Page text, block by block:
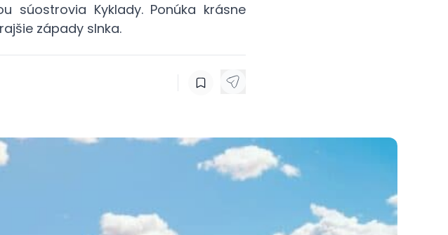
súostrovia Kyklady. Ponúka krásne
západy slnka.